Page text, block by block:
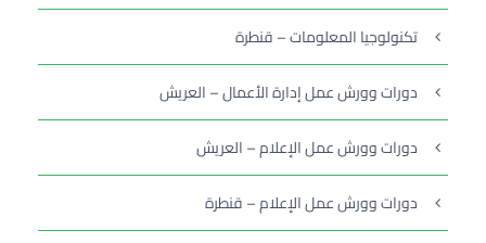
تكنولوجيا المعلومات – قنطرة
دورات وورش عمل إدارة الأعمال – العريش
دورات وورش عمل الإعلام – العريش
دورات وورش عمل الإعلام – قنطرة